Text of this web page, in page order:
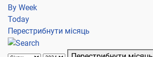
By Week
Today
Перестрибнути місяць